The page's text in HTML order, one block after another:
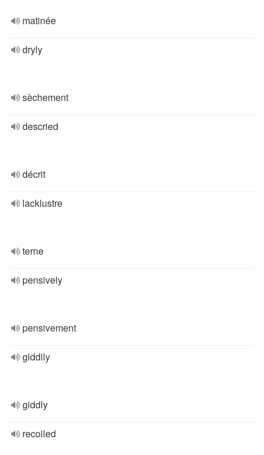
matinée
dryly
sèchement
descried
décrit
lacklustre
terne
pensively
pensivement
giddily
giddly
recoiled